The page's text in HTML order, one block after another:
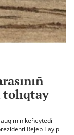
keñeytedi –
Rejep Tayıp